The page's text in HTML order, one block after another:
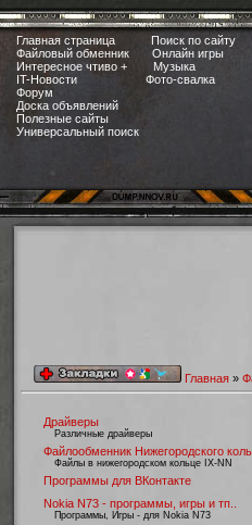
Главная страница
Поиск по сайту
Файловый обменник
Онлайн игры
Интересное чтиво +
Музыка
IT-Новости
Фото-свалка
Форум
Доска объявлений
Полезные сайты
Универсальный поиск
Главная »
Драйверы
Различные драйверы
Файлообменник Нижегородского
Файлы в нижегородском кольце IX-NN
Программы для ВКонтакте
Nokia N73 - программы, игры и тп..
Программы, Игры - для Nokia N73